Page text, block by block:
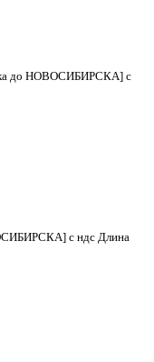
до НОВОСИБИРСКА] с
с ндс Длина